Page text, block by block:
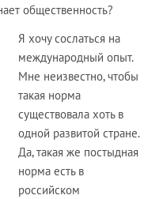
общественность?
Я хочу сослаться на
международный опыт.
Мне неизвестно, чтобы
такая норма
существовала хоть в
одной развитой стране.
Да, такая же постыдная
норма есть в
российском